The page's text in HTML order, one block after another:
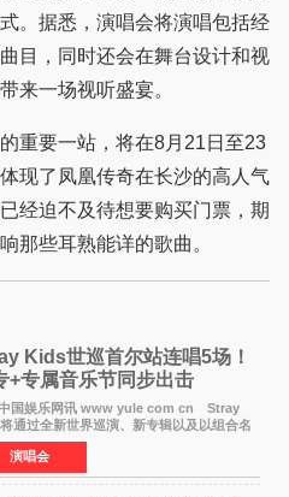
。据悉，演唱会将演唱包括经
目，同时还会在舞台设计和视
来一场视听盛宴。
要一站，将在8月21日至23
现了凤凰传奇在长沙的高人气
经迫不及待想要购买门票，期
那些耳熟能详的歌曲。
Kids世巡首尔站连唱5场！
+专属音乐节同步出击
娱乐网讯 www yule com cn Stray
通过全新世界巡演、新专辑以及以组合名
的专属音乐节等一系列全球活动，开启事
展的全新篇章。 Stray Kids将于7月25日
、29日
演唱会